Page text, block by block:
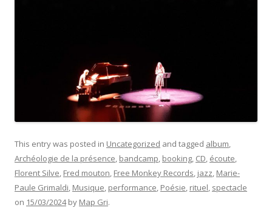
This entry was posted in Uncategorized and tagged album,
Archéologie de la présence, bandcamp, booking, CD, écoute,
Florent Silve, Fred mouton, Free Monkey Records, jazz, Marie-
Paule Grimaldi, Musique, performance, Poésie, rituel, spectacle
on 15/03/2024by Map Gri.